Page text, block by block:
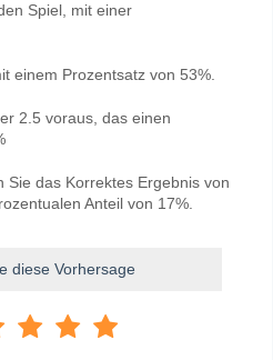
Spiel, mit einer
einem Prozentsatz von 53%.
2.5 voraus, das einen
das Korrektes Ergebnis von
Anteil von 17%.
diese Vorhersage